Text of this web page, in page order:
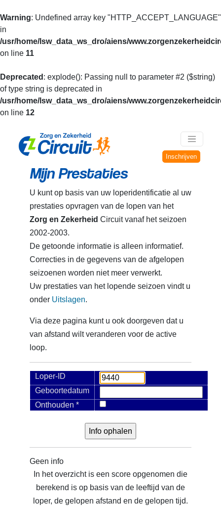
Warning: Undefined array key "HTTP_ACCEPT_LANGUAGE"
in
/usr/home/lsw_data_ws_dro/aiens/
on line 11
Deprecated : explode(): Passing null to parameter #2 ($string)
of type string is deprecated in
/usr/home/lsw_data_ws_dro/aiens/
on line 12
Inschrijven
Mijn Prestaties
U kunt op basis van uw loperidentificatie al uw
prestaties opvragen van de lopen van het
Zorg en Zekerheid Circuit vanaf het seizoen
2002-2003.
De getoonde informatie is alleen informatief.
Correcties in de gegevens van de afgelopen
seizoenen worden niet meer verwerkt.
Uw prestaties van het lopende seizoen vindt u
onder Uitslagen.
Via deze pagina kunt u ook doorgeven dat u
van afstand wilt veranderen voor de active
loop.
Loper-ID
Geboortedatum
Onthouden *
Geen info
In het overzicht is een score opgenomen die
berekend is op basis van de leeftijd van de
loper, de gelopen afstand en de gelopen tijd.